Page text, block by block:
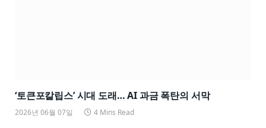
‘토큰포칼립스’ 시대 도래… AI 과금 폭탄의 서막
2026년 06월 07일 4 Mins Read